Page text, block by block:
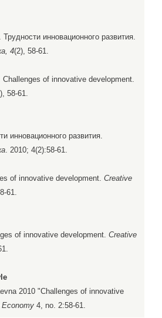
инновационного развития.
4(2), 58-61.
of innovative development.
58-61.
инновационного развития.
. 2010; 4(2):58-61.
of innovative development. Creative
61.
of innovative development. Creative
2010 "Challenges of innovative
Economy 4, no. 2:58-61.